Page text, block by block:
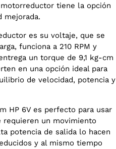
tiene la opción
mejorada.
es su voltaje, que se
funciona a 210 RPM y
un torque de 9,1 kg-cm
en una opción ideal para
de velocidad, potencia y
HP 6V es perfecto para usar
requieren un movimiento
potencia de salida lo hacen
y al mismo tiempo